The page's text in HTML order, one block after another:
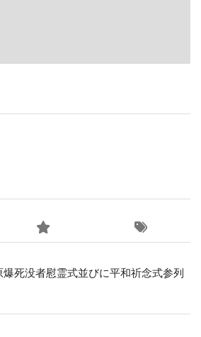
爆死没者慰霊式並びに平和祈念式参列